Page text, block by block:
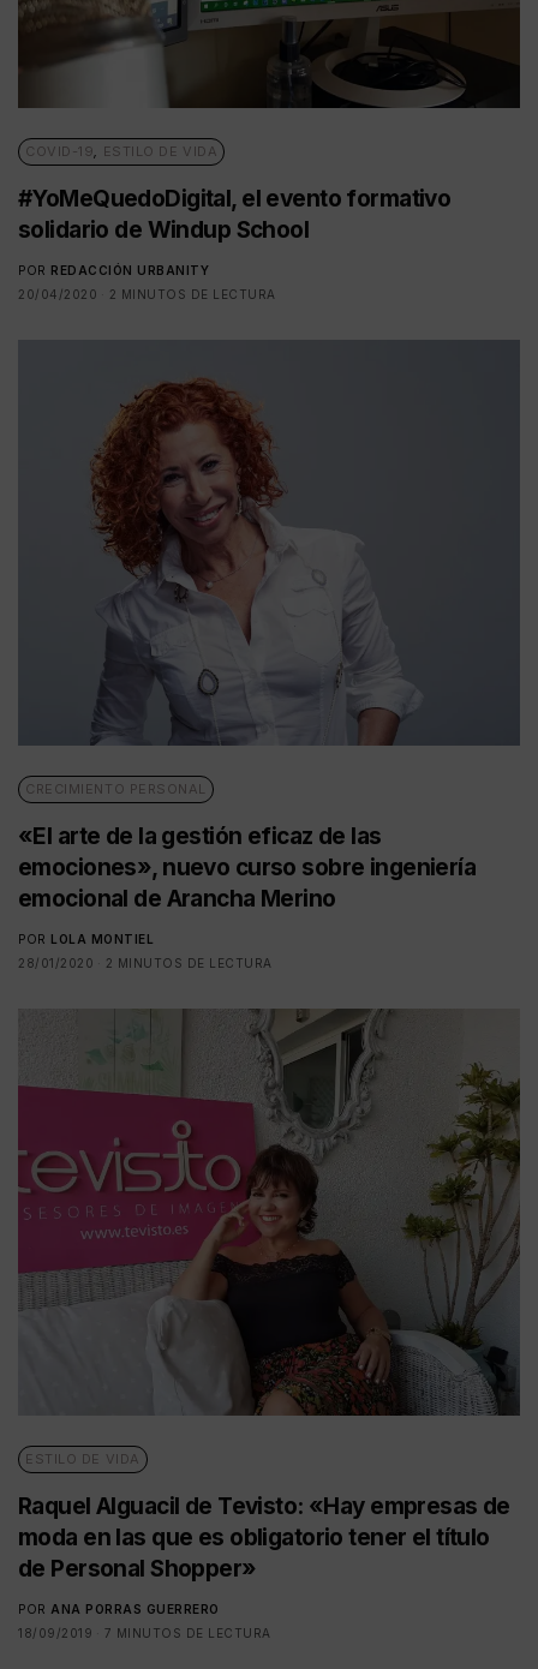
COVID-19 ESTILO DE VIDA
#YoMeQuedoDigital, el evento formativo
solidario de Windup School
POR REDACCIÓN URBANITY
20/04/2020
2 MINUTOS DE LECTURA
CRECIMIENTO PERSONAL
«El arte de la gestión eficaz de las
emociones», nuevo curso sobre ingeniería
emocional de Arancha Merino
POR LOLA MONTIEL
28/01/2020
2 MINUTOS DE LECTURA
ESTILO DE VIDA
Raquel Alguacil de Tevisto: «Hay empresas de
moda en las que es obligatorio tener el título
de Personal Shopper»
POR ANA PORRAS GUERRERO
18/09/2019
7 MINUTOS DE LECTURA